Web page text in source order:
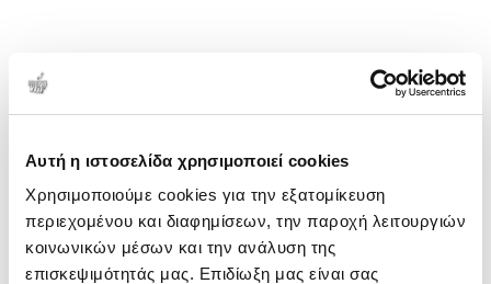
Αυτή η ιστοσελίδα χρησιμοποιεί cookies
Χρησιμοποιούμε cookies για την εξατομίκευση
περιεχομένου και διαφημίσεων, την παροχή λειτουργιών
κοινωνικών μέσων και την ανάλυση της
επισκεψιμότητάς μας. Επιδίωξη μας είναι σας